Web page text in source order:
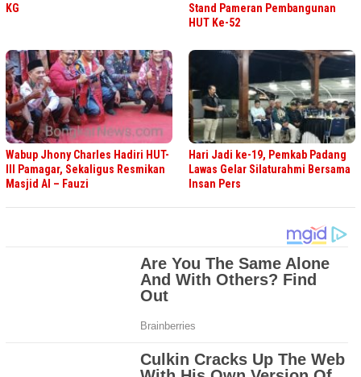
KG
Stand Pameran Pembangunan
HUT Ke-52
Wabup Jhony Charles Hadiri HUT-
III Pamagar, Sekaligus Resmikan
Masjid Al – Fauzi
Hari Jadi ke-19, Pemkab Padang
Lawas Gelar Silaturahmi Bersama
Insan Pers